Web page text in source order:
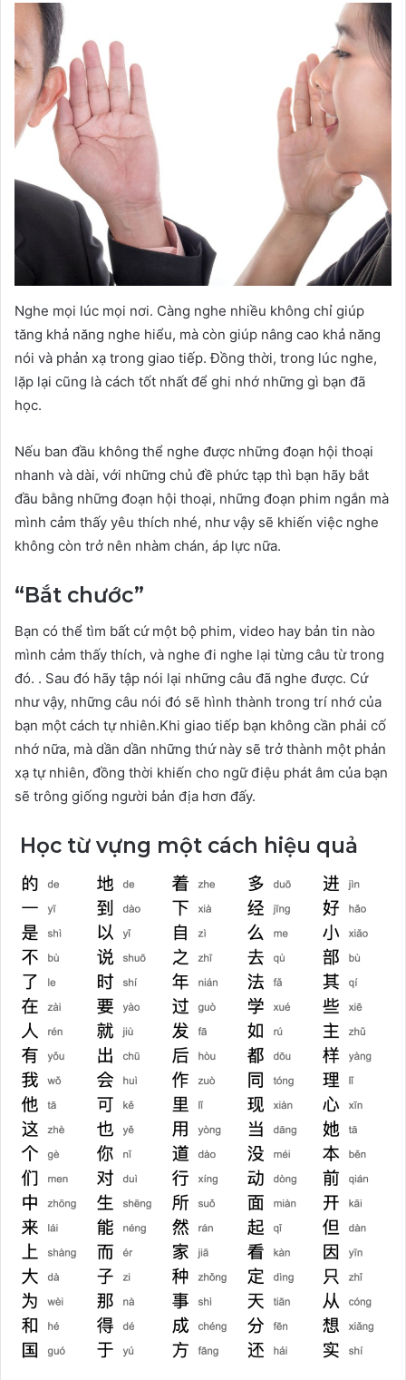
Nghe mọi lúc mọi nơi. Càng nghe nhiều không chỉ giúp
tăng khả năng nghe hiểu, mà còn giúp nâng cao khả năng
nói và phản xạ trong giao tiếp. Đồng thời, trong lúc nghe,
lặp lại cũng là cách tốt nhất để ghi nhớ những gì bạn đã
học.
Nếu ban đầu không thể nghe được những đoạn hội thoại
nhanh và dài, với những chủ đề phức tạp thì bạn hãy bắt
đầu bằng những đoạn hội thoại, những đoạn phim ngắn mà
mình cảm thấy yêu thích nhé, như vậy sẽ khiến việc nghe
không còn trở nên nhàm chán, áp lực nữa.
“Bắt chước”
Bạn có thể tìm bất cứ một bộ phim, video hay bản tin nào
mình cảm thấy thích, và nghe đi nghe lại từng câu từ trong
đó. . Sau đó hãy tập nói lại những câu đã nghe được. Cứ
như vậy, những câu nói đó sẽ hình thành trong trí nhớ của
bạn một cách tự nhiên.Khi giao tiếp bạn không cần phải cố
nhớ nữa, mà dần dần những thứ này sẽ trở thành một phản
xạ tự nhiên, đồng thời khiến cho ngữ điệu phát âm của bạn
sẽ trông giống người bản địa hơn đấy.
Học từ vựng một cách hiệu quả